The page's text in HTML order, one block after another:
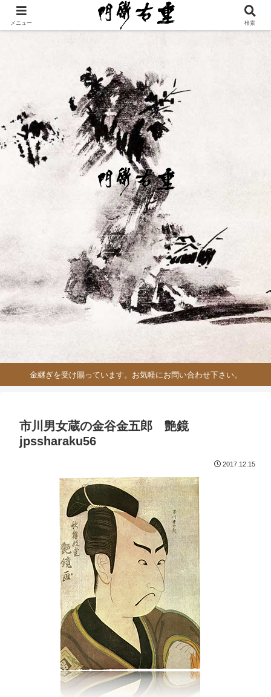
金継ぎを受け賜っています。お気軽にお問い合わせ下さい。
市川男女蔵の金谷金五郎 艶鏡
jpssharaku56
2017.12.15
メニュー 検索